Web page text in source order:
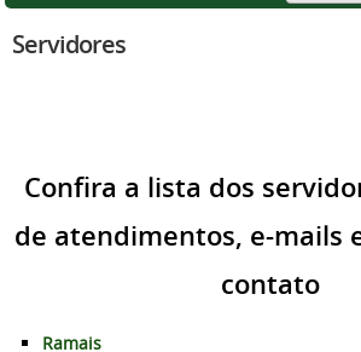
Servidores
Confira a lista dos
de atendimentos, e-mails
contato
Ramais